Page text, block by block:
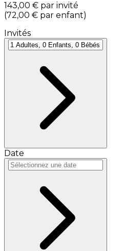
143,00 € par invité
(72,00 € par enfant)
Invités
Date